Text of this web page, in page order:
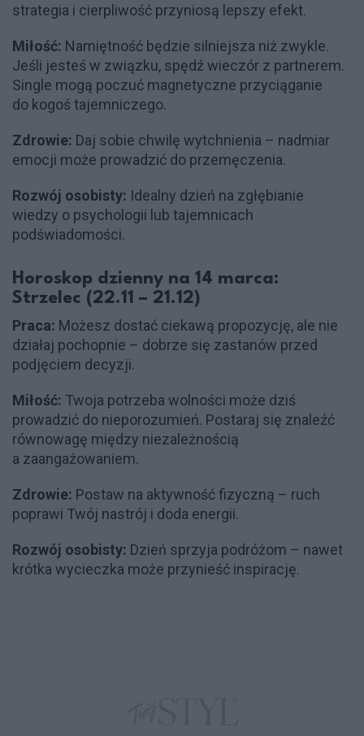
strategia i cierpliwość przyniosą lepszy efekt.
Miłość: Namiętność będzie silniejsza niż zwykle.
Jeśli jesteś w związku, spędź wieczór z partnerem.
Single mogą poczuć magnetyczne przyciąganie
do kogoś tajemniczego.
Zdrowie: Daj sobie chwilę wytchnienia – nadmiar
emocji może prowadzić do przemęczenia.
Rozwój osobisty: Idealny dzień na zgłębianie
wiedzy o psychologii lub tajemnicach
podświadomości.
Horoskop dzienny na 14 marca:
Strzelec (22.11 – 21.12)
Praca: Możesz dostać ciekawą propozycję, ale nie
działaj pochopnie – dobrze się zastanów przed
podjęciem decyzji.
Miłość: Twoja potrzeba wolności może dziś
prowadzić do nieporozumień. Postaraj się znaleźć
równowagę między niezależnością
a zaangażowaniem.
Zdrowie: Postaw na aktywność fizyczną – ruch
poprawi Twój nastrój i doda energii.
Rozwój osobisty: Dzień sprzyja podróżom – nawet
krótka wycieczka może przynieść inspirację.